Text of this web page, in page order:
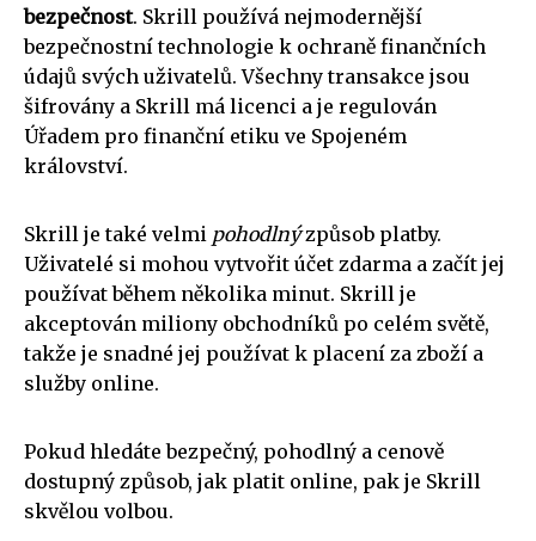
bezpečnost. Skrill používá nejmodernější
bezpečnostní technologie k ochraně finančních
údajů svých uživatelů. Všechny transakce jsou
šifrovány a Skrill má licenci a je regulován
Úřadem pro finanční etiku ve Spojeném
království.
Skrill je také velmi pohodlnýzpůsob platby.
Uživatelé si mohou vytvořit účet zdarma a začít jej
používat během několika minut. Skrill je
akceptován miliony obchodníků po celém světě,
takže je snadné jej používat k placení za zboží a
služby online.
Pokud hledáte bezpečný, pohodlný a cenově
dostupný způsob, jak platit online, pak je Skrill
skvělou volbou.